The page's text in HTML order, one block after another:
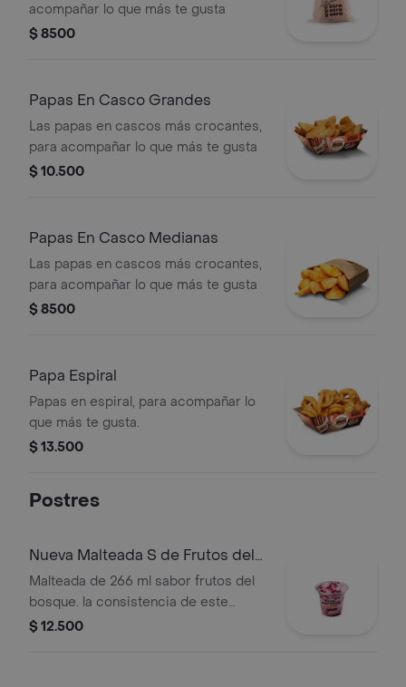
acompañar lo que más te gusta
$ 8500
Papas En Casco Grandes
Las papas en cascos más crocantes,
para acompañar lo que más te gusta
$ 10.500
Papas En Casco Medianas
Las papas en cascos más crocantes,
para acompañar lo que más te gusta
$ 8500
Papa Espiral
Papas en espiral, para acompañar lo
que más te gusta.
$ 13.500
Postres
Nueva Malteada S de Frutos del
Bosque
Malteada de 266 ml sabor frutos del
bosque. la consistencia de este
producto puede variar debido al
$ 12.500